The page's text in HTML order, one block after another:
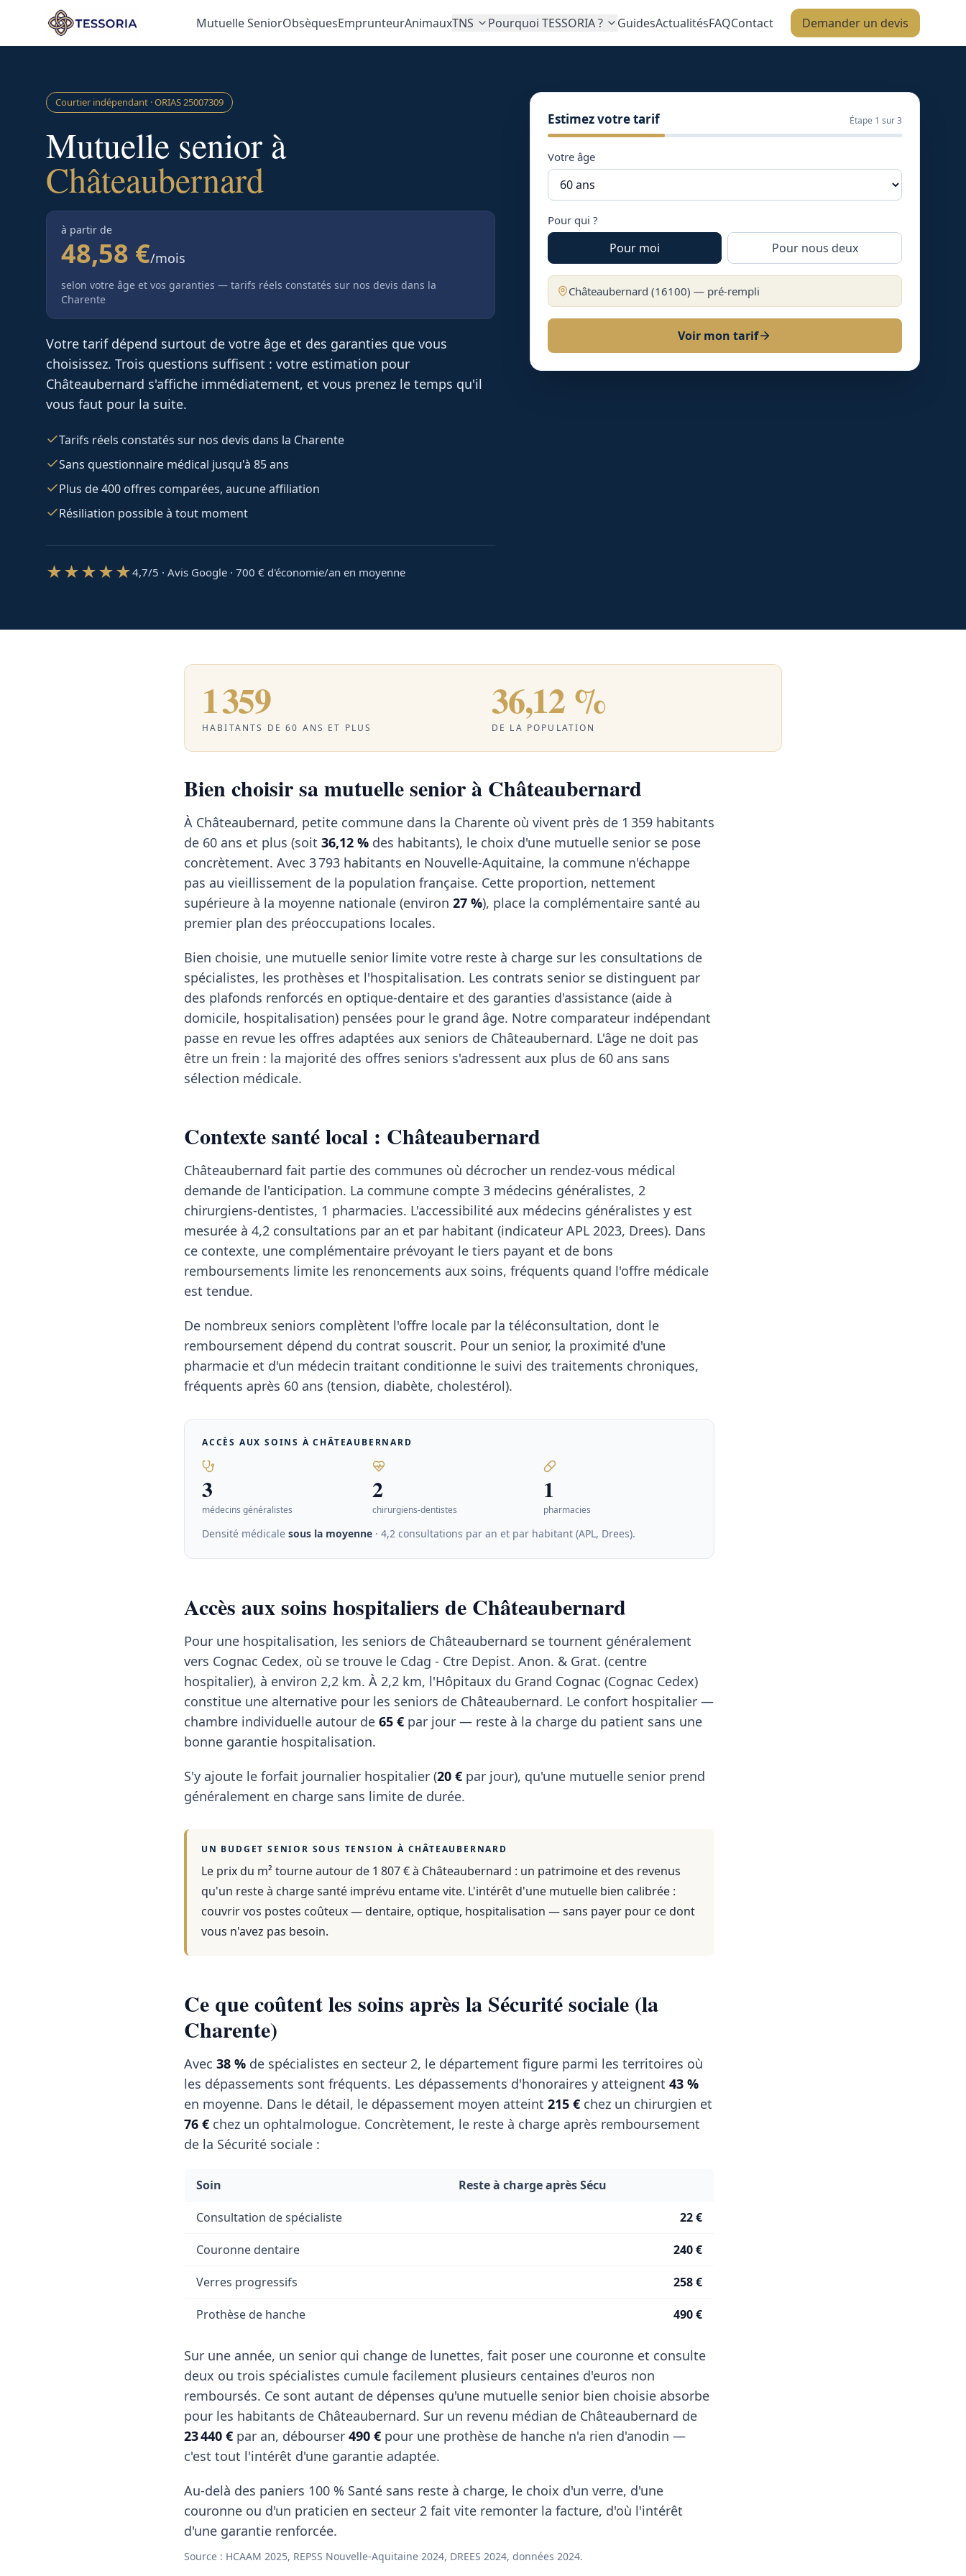
Aller au contenu principal
Mutuelle SeniorObsèquesEmprunteurAnimauxTNS Pourquoi TESSORIA ? GuidesActualitésFAQContact Demander un devis
Courtier indépendant · ORIAS25007309
Mutuelle senior à
Châteaubernard
à partir de
48,58 €/mois
selon votre âge et vos garanties — tarifs réels constatés sur nos devis dans la
Charente
Votre tarif dépend surtout de votre âge et des garanties que vous
choisissez. Trois questions suffisent : votre estimation pour
Châteaubernard s'affiche immédiatement, et vous prenez le temps qu'il
vous faut pour la suite.
Tarifs réels constatés sur nos devis dans la Charente
Sans questionnaire médical jusqu'à 85 ans
Plus de 400 offres comparées, aucune affiliation
Résiliation possible à tout moment
★★★★★4,7/5 · Avis Google · 700 € d'économie/an en moyenne
Estimez votre tarif Étape 1 sur 3
Votre âge
Pour qui ?
Pour moi Pour nous deux
Châteaubernard (16100) — pré-rempli
Voir mon tarif
1 359
HABITANTS DE 60 ANS ET PLUS
36,12 %
DE LA POPULATION
Bien choisir sa mutuelle senior à Châteaubernard
À Châteaubernard, petite commune dans la Charente où vivent près de 1 359 habitants
de 60 ans et plus (soit 36,12 % des habitants), le choix d'une mutuelle senior se pose
concrètement. Avec 3 793 habitants en Nouvelle-Aquitaine, la commune n'échappe
pas au vieillissement de la population française. Cette proportion, nettement
supérieure à la moyenne nationale (environ 27 %), place la complémentaire santé au
premier plan des préoccupations locales.
Bien choisie, une mutuelle senior limite votre reste à charge sur les consultations de
spécialistes, les prothèses et l'hospitalisation. Les contrats senior se distinguent par
des plafonds renforcés en optique-dentaire et des garanties d'assistance (aide à
domicile, hospitalisation) pensées pour le grand âge. Notre comparateur indépendant
passe en revue les offres adaptées aux seniors de Châteaubernard. L'âge ne doit pas
être un frein : la majorité des offres seniors s'adressent aux plus de 60 ans sans
sélection médicale.
Contexte santé local : Châteaubernard
Châteaubernard fait partie des communes où décrocher un rendez-vous médical
demande de l'anticipation. La commune compte 3 médecins généralistes, 2
chirurgiens-dentistes, 1 pharmacies. L'accessibilité aux médecins généralistes y est
mesurée à 4,2 consultations par an et par habitant (indicateur APL 2023, Drees). Dans
ce contexte, une complémentaire prévoyant le tiers payant et de bons
remboursements limite les renoncements aux soins, fréquents quand l'offre médicale
est tendue.
De nombreux seniors complètent l'offre locale par la téléconsultation, dont le
remboursement dépend du contrat souscrit. Pour un senior, la proximité d'une
pharmacie et d'un médecin traitant conditionne le suivi des traitements chroniques,
fréquents après 60 ans (tension, diabète, cholestérol).
ACCÈS AUX SOINS ÀCHÂTEAUBERNARD
3
médecins généralistes
2
chirurgiens-dentistes
1
pharmacies
Densité médicale sous la moyenne · 4,2 consultations par an et par habitant (APL, Drees).
Accès aux soins hospitaliers de Châteaubernard
Pour une hospitalisation, les seniors de Châteaubernard se tournent généralement
vers Cognac Cedex, où se trouve le Cdag - Ctre Depist. Anon. & Grat. (centre
hospitalier), à environ 2,2 km. À 2,2 km, l'Hôpitaux du Grand Cognac (Cognac Cedex)
constitue une alternative pour les seniors de Châteaubernard. Le confort hospitalier —
chambre individuelle autour de 65 € par jour — reste à la charge du patient sans une
bonne garantie hospitalisation.
S'y ajoute le forfait journalier hospitalier (20 € par jour), qu'une mutuelle senior prend
généralement en charge sans limite de durée.
UN BUDGET SENIOR SOUS TENSION À CHÂTEAUBERNARD
Le prix du m² tourne autour de 1 807 €à Châteaubernard : un patrimoine et des revenus
qu'un reste à charge santé imprévu entame vite. L'intérêt d'une mutuelle bien calibrée :
couvrir vos postes coûteux — dentaire, optique, hospitalisation — sans payer pour ce dont
vous n'avez pas besoin.
Ce que coûtent les soins après la Sécurité sociale (la
Charente)
Avec 38 % de spécialistes en secteur 2, le département figure parmi les territoires où
les dépassements sont fréquents. Les dépassements d'honoraires y atteignent 43 %
en moyenne. Dans le détail, le dépassement moyen atteint 215 € chez un chirurgien et
76 € chez un ophtalmologue. Concrètement, le reste à charge après remboursement
de la Sécurité sociale :
Soin Reste à charge après Sécu
Consultation de spécialiste 22 €
Couronne dentaire 240 €
Verres progressifs 258 €
Prothèse de hanche 490 €
Sur une année, un senior qui change de lunettes, fait poser une couronne et consulte
deux ou trois spécialistes cumule facilement plusieurs centaines d'euros non
remboursés. Ce sont autant de dépenses qu'une mutuelle senior bien choisie absorbe
pour les habitants de Châteaubernard. Sur un revenu médian de Châteaubernard de
23 440 € par an, débourser 490 € pour une prothèse de hanche n'a rien d'anodin —
c'est tout l'intérêt d'une garantie adaptée.
Au-delà des paniers 100 % Santé sans reste à charge, le choix d'un verre, d'une
couronne ou d'un praticien en secteur 2 fait vite remonter la facture, d'où l'intérêt
d'une garantie renforcée.
Source : HCAAM 2025, REPSS Nouvelle-Aquitaine 2024, DREES 2024, données 2024.